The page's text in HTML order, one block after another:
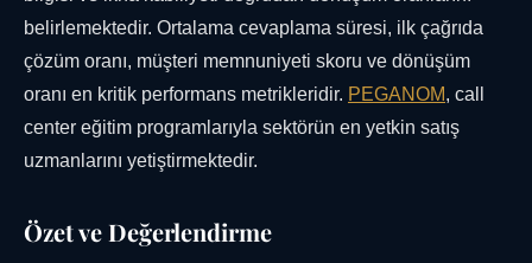
belirlemektedir. Ortalama cevaplama süresi, ilk çağrıda
çözüm oranı, müşteri memnuniyeti skoru ve dönüşüm
oranı en kritik performans metrikleridir. PEGANOM, call
center eğitim programlarıyla sektörün en yetkin satış
uzmanlarını yetiştirmektedir.
Özet ve Değerlendirme